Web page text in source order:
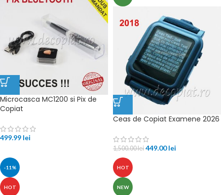
Microcasca MC1200 si Pix de
Copiat
499.99 lei
Ceas de Copiat Examene 2026
1,500.00lei 449.00lei
-11%
HOT
HOT
NEW